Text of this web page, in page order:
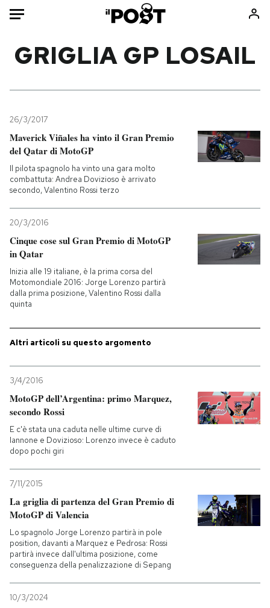
Mondo
Politica
Tecnologia
Internet
Scienza
Economia
Sport
Consumismi
Ok Boomer!
Mondiali calcio 2026
PODCAST
SHOP
CALENDARIO
Entra
GRIGLIA GP LOSAIL
26/3/2017
Maverick Viñales ha vinto il Gran Premio
del Qatar di MotoGP
Il pilota spagnolo ha vinto una gara molto
combattuta: Andrea Dovizioso è arrivato
secondo, Valentino Rossi terzo
20/3/2016
Cinque cose sul Gran Premio di MotoGP
in Qatar
Inizia alle 19 italiane, è la prima corsa del
Motomondiale 2016: Jorge Lorenzo partirà
dalla prima posizione, Valentino Rossi dalla
quinta
Altri articoli su questo argomento
3/4/2016
MotoGP dell’Argentina: primo Marquez,
secondo Rossi
E c'è stata una caduta nelle ultime curve di
Iannone e Dovizioso: Lorenzo invece è caduto
dopo pochi giri
7/11/2015
La griglia di partenza del Gran Premio di
MotoGP di Valencia
Lo spagnolo Jorge Lorenzo partirà in pole
position, davanti a Marquez e Pedrosa: Rossi
partirà invece dall'ultima posizione, come
conseguenza della penalizzazione di Sepang
10/3/2024